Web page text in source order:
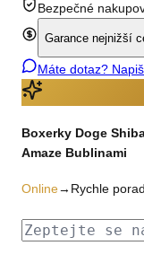
Bezpečné
Garance nejnižší
Máte dotaz?
Boxerky Doge
Amaze Bublinami
Online→ Rychle